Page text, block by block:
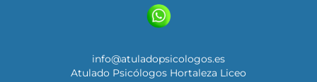
info@atuladopsicologos.es
Atulado Psicólogos Hortaleza Liceo